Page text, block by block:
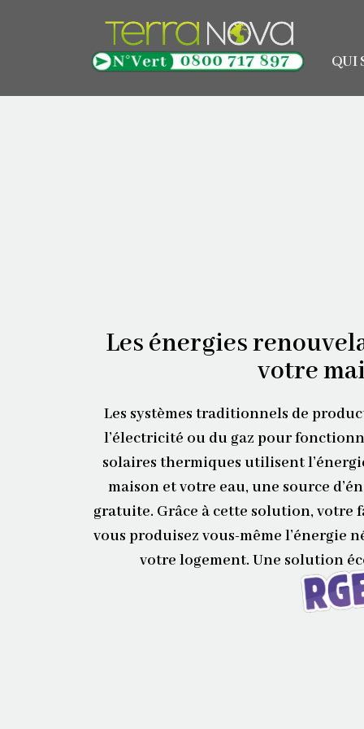
QUI
Les énergies
votre
Les systèmes traditionnels de
l’électricité ou du gaz pour
solaires thermiques utilisent
maison et votre eau, une source
gratuite. Grâce à cette solution, votre
vous produisez vous-même l’énergie
votre logement. Une solution